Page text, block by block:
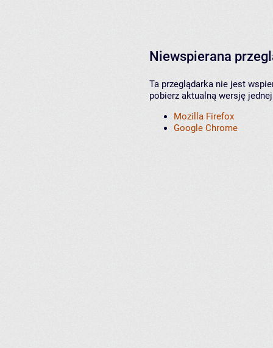
Niewspierana
Ta przeglądarka nie jest
pobierz aktualną wersję
Mozilla Firefox
Google Chrome